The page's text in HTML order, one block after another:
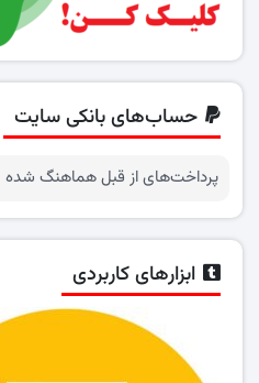
حساب‌های بانکی سایت
پرداخت‌های از قبل هماهنگ شده
ابزارهای کاربردی